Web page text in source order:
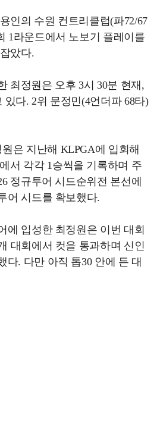
인의 수원 컨트리클럽(파72/67
1라운드에서 노보기 플레이를
았다.
최정원은 오후 3시 30분 현재,
있다. 2위 문정민(4언더파 68타)
은 지난해 KLPGA에 입회해
서 각각 1승씩을 기록하며 주
정규투어 시드순위전 본선에
어 시드를 확보했다.
에 입성한 최정원은 이번 대회
대회에서 컷을 통과하며 신인
다. 다만 아직 톱30 안에 든 대